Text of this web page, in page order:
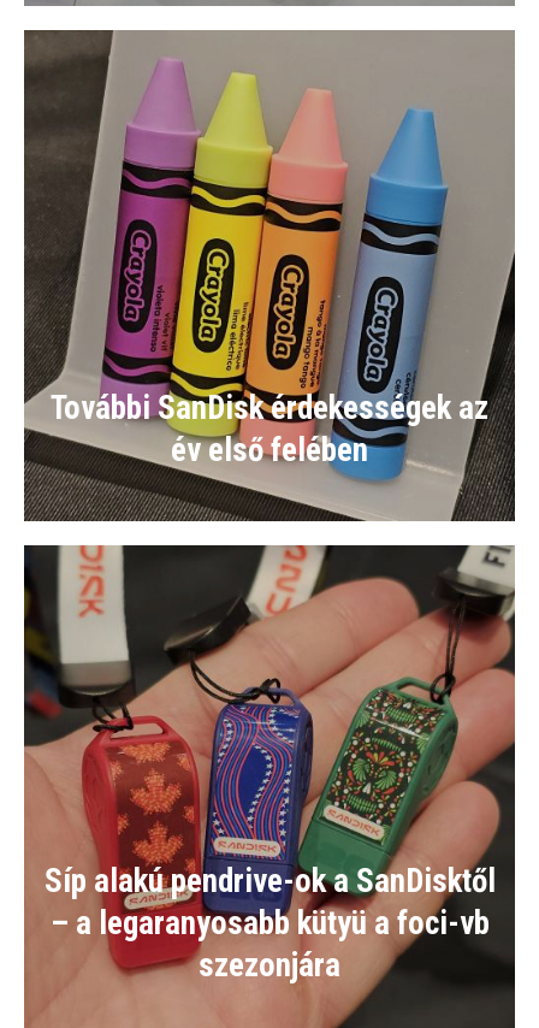
További SanDisk érdekességek az
év első felében
Síp alakú pendrive-ok a SanDisktől
– a legaranyosabb kütyü a foci-vb
szezonjára